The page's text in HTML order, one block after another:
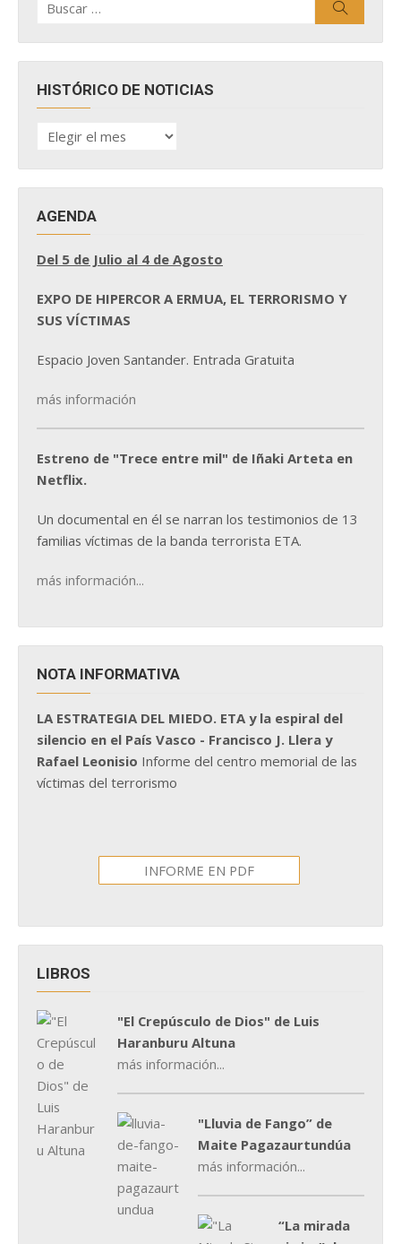
por:
HISTÓRICO DE NOTICIAS
HISTÓRICO
DE
AGENDA
Del 5 de Julio al 4 de Agosto
EXPO DE HIPERCOR A ERMUA, EL TERRORISMO Y
SUS VÍCTIMAS
Espacio Joven Santander. Entrada Gratuita
más información
Estreno de "Trece entre mil" de Iñaki Arteta en
Netflix.
Un documental en él se narran los testimonios de 13
familias víctimas de la banda terrorista ETA.
más información...
NOTA INFORMATIVA
LA ESTRATEGIA DEL MIEDO. ETA y la espiral del
silencio en el País Vasco - Francisco J. Llera y
Rafael Leonisio Informe del centro memorial de las
víctimas del terrorismo
INFORME EN PDF
LIBROS
"El Crepúsculo de Dios" de Luis
Haranburu Altuna
más información...
"Lluvia de Fango” de
Maite Pagazaurtundúa
más información...
“La mirada